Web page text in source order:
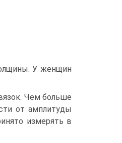
У женщин
Чем больше
от амплитуды
измерять в